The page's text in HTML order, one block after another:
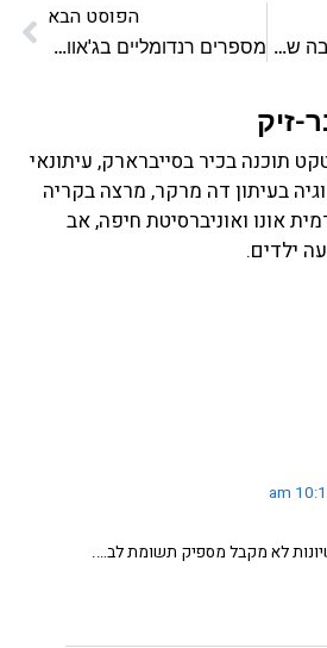
ספריה חדשה ומלהיבה של טביעת אצבע דיגיטלית
הפוסט הבא
מספרים רנדומליים בג'אווהסקריפט
זיק
תוכנה בכיר בסייברארק, עיתונאי
בעיתון דה מרקר, מרצה בקריה
אונו ואוניברסיטת חיפה, אב
ילדים.
לא מקבל מספיק תשומת לב….